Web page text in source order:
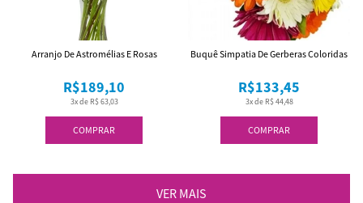
COMPRAR
3x de R$ 63,03
R$189,10
Arranjo De Astromélias E Rosas
COMPRAR
3x de R$ 44,48
R$133,45
Buquê Simpatia De Gerberas Coloridas
VER MAIS